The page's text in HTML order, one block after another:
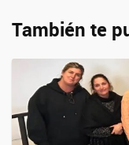
También te